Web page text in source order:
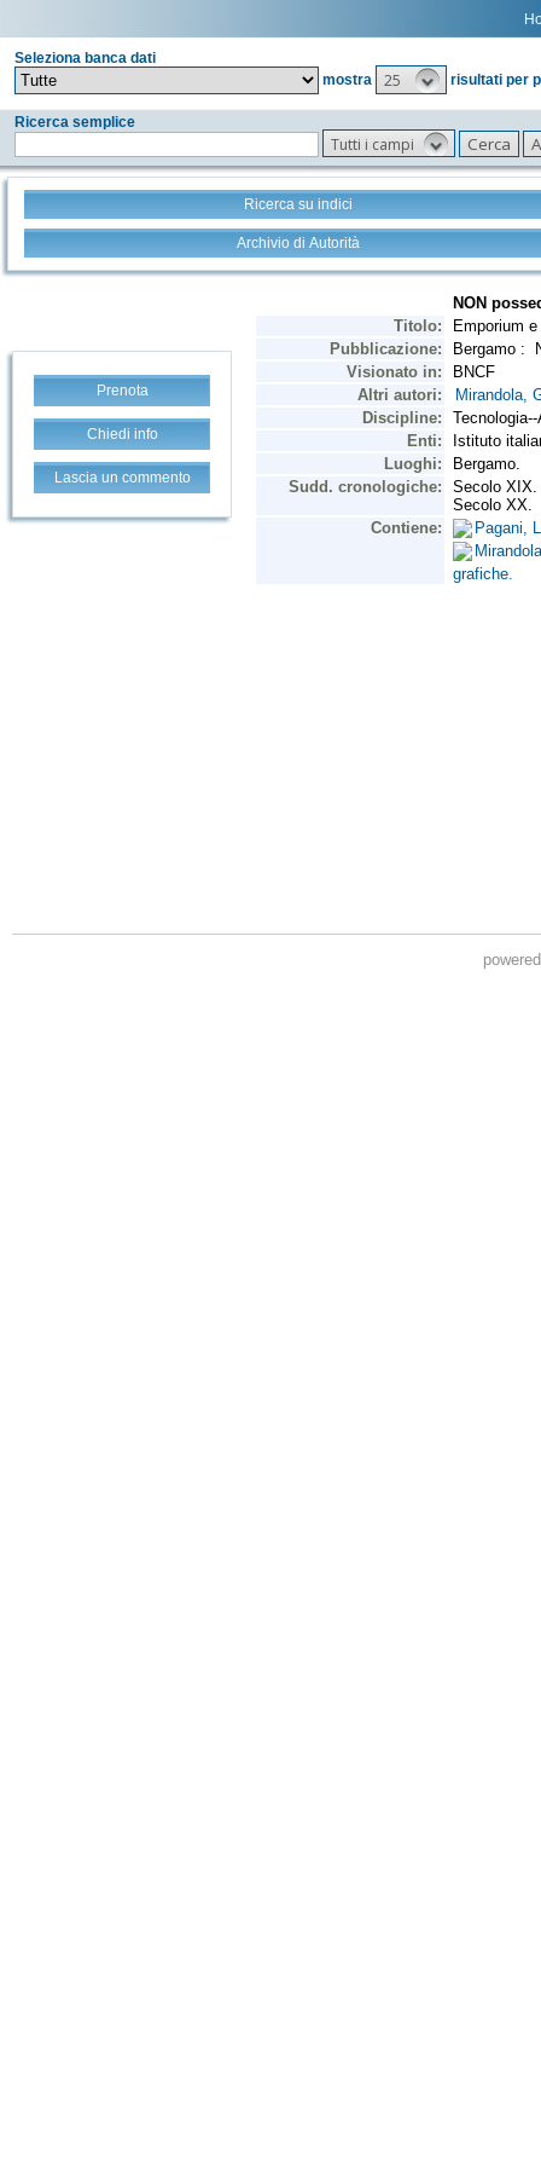
Seleziona banca dati
mostra
25 risultati per
Ricerca semplice
Tutti i campi
Ricerca su indici
Archivio di Autorità
Prenota
Chiedi info
Lascia un commento